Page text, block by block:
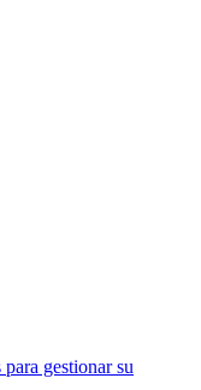
para gestionar su